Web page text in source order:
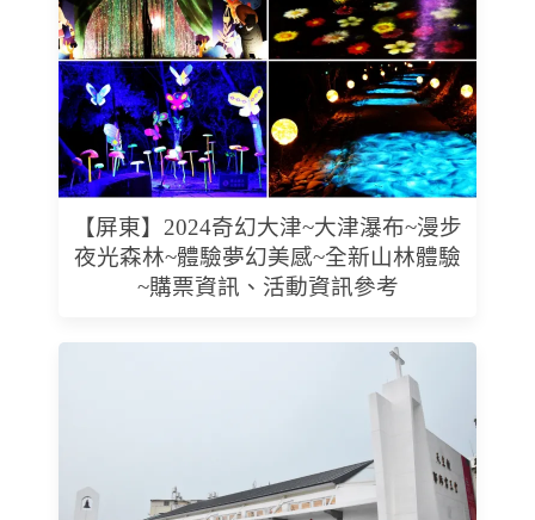
【屏東】2024奇幻大津~大津瀑布~漫步
夜光森林~體驗夢幻美感~全新山林體驗
~購票資訊、活動資訊參考